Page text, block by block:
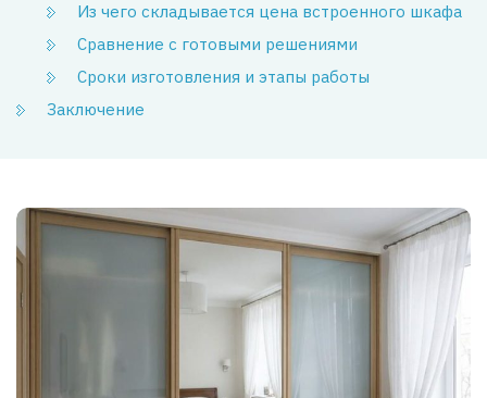
Из чего складывается цена встроенного шкафа
Сравнение с готовыми решениями
Сроки изготовления и этапы работы
Заключение